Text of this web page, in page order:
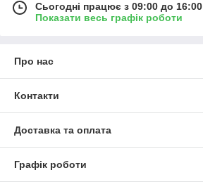
Сьогодні працює з 09:00 до 16:00
Показати весь графік роботи
Про нас
Контакти
Доставка та оплата
Графік роботи